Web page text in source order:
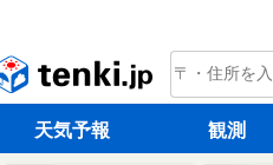
tenki.jp
天気予報 観測